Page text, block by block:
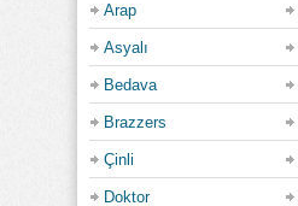
Arap
Asyalı
Bedava
Brazzers
Çinli
Doktor